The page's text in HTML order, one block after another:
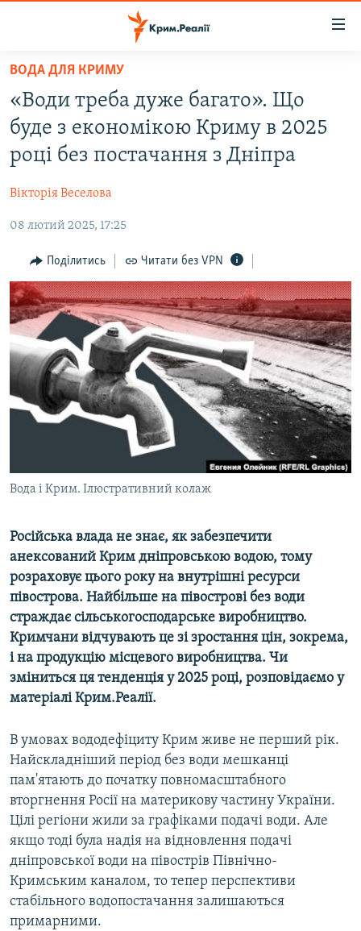
Перейти
основного
матеріалу
Перейти
до
основної
навігації
Перейти
пошуку
ВОДА.КРИМ
ВІДЕО ТА ФОТО
БЛОГИ
ПОГЛЯД
ІНТЕРВ'Ю
ВСЕ ЗА ДЕНЬ
СПЕЦПРОЕКТИ
ДЕПОРТАЦІЯ
ВІДЕОУРОКИ «ELIFBE»
СВІДЧЕННЯ ОКУПАЦІЇ
УКРАЇНСЬКА ПРОБЛЕМА КРИМУ
ЯК ОБІЙТИ БЛОКУВАННЯ
Русский
Qırımtatar
Усі сайти RFE/RL
ВОДА ДЛЯ КРИМУ
«Води треба дуже багато». Що
буде з економікою Криму в 2025
році без постачання з Дніпра
Вікторія Веселова
08 лютий 2025, 17:25
Поділитись Читати без VPN
Вода і Крим. Ілюстративний колаж
Російська влада не знає, як забезпечити
анексований Крим дніпровською водою, тому
розраховує цього року на внутрішні ресурси
півострова. Найбільше на півострові без води
страждає сільськогосподарське виробництво.
Кримчани відчувають це зі зростання цін, зокрема,
і на продукцію місцевого виробництва. Чи
зміниться ця тенденція у 2025 році, розповідаємо у
матеріалі Крим.Реалії.
В умовах вододефіциту Крим живе не перший рік.
Найскладніший період без води мешканці
пам'ятають до початку повномасштабного
вторгнення Росії на материкову частину України.
Цілі регіони жили за графіками подачі води. Але
якщо тоді була надія на відновлення подачі
дніпровської води на півострів Північно-
Кримським каналом, то тепер перспективи
стабільного водопостачання залишаються
примарними.